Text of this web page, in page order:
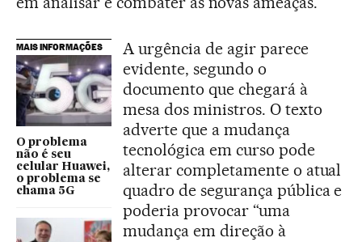
MAIS INFORMAÇÕES
O problema
não é seu
celular Huawei,
o problema se
chama 5G
A urgência de agir parece
evidente, segundo o
documento que chegará à
mesa dos ministros. O texto
adverte que a mudança
tecnológica em curso pode
alterar completamente o atual
quadro de segurança pública e
poderia provocar “uma
mudança em direção à